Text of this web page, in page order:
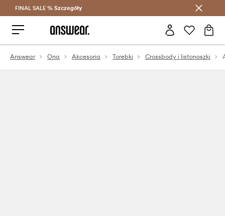
Oszczędzaj z Answear Club >
FINAL SALE % Szczegóły
Answear Ona Akcesoria Torebki Crossbody i listonoszki